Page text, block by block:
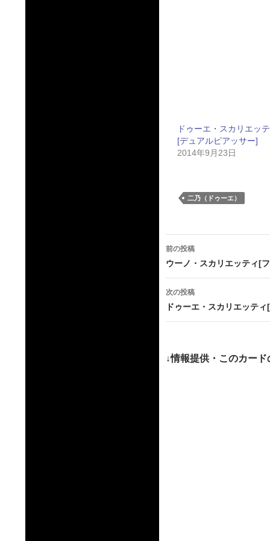
ドゥーエ・スカリエッ
[デュアルピアッサー]
2014年9月23日
二乃（ドゥーエ）
投
稿
ナ
ビ
ー
前の投稿
ウーノ・スカリエッティ[
次の投稿
ドゥーエ・スカリエッテ
↓情報提供・このカー